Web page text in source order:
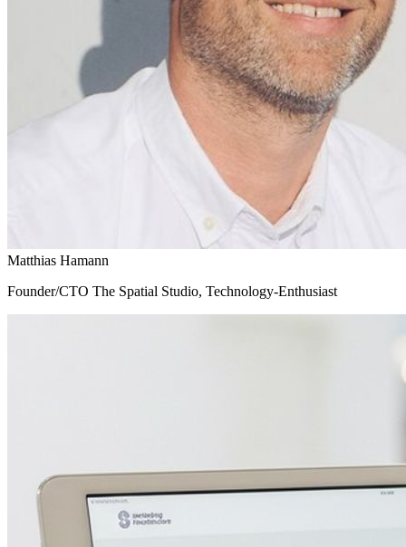
Matthias Hamann
Founder/CTO The Spatial Studio, Technology-Enthusiast